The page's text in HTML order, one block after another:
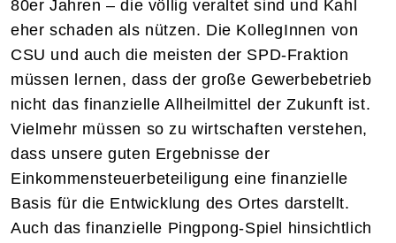
80er Jahren – die völlig veraltet sind und Kahl
eher schaden als nützen. Die KollegInnen von
CSU und auch die meisten der SPD-Fraktion
müssen lernen, dass der große Gewerbebetrieb
nicht das finanzielle Allheilmittel der Zukunft ist.
Vielmehr müssen so zu wirtschaften verstehen,
dass unsere guten Ergebnisse der
Einkommensteuerbeteiligung eine finanzielle
Basis für die Entwicklung des Ortes darstellt.
Auch das finanzielle Pingpong-Spiel hinsichtlich